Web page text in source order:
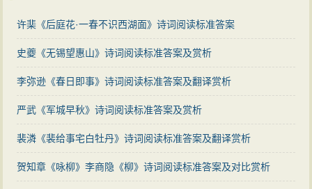
许棐《后庭花·一春不识西湖面》诗词阅读标准答案
史夔《无锡望惠山》诗词阅读标准答案及赏析
李弥逊《春日即事》诗词阅读标准答案及翻译赏析
严武《军城早秋》诗词阅读标准答案及赏析
裴潾《裴给事宅白牡丹》诗词阅读标准答案及翻译赏析
贺知章《咏柳》李商隐《柳》诗词阅读标准答案及对比赏析